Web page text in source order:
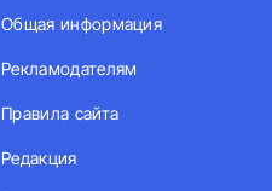
Общая информация
Рекламодателям
Правила сайта
Редакция